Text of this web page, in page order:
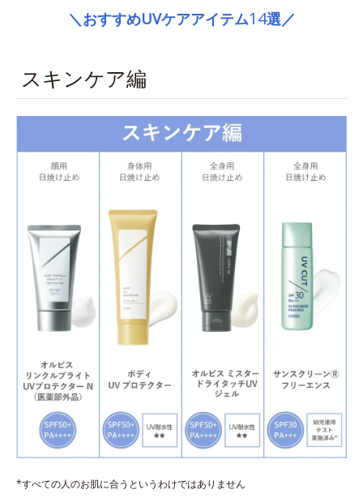
＼おすすめUVケアアイテム14選／
スキンケア編
*すべての人のお肌に合うというわけではありません